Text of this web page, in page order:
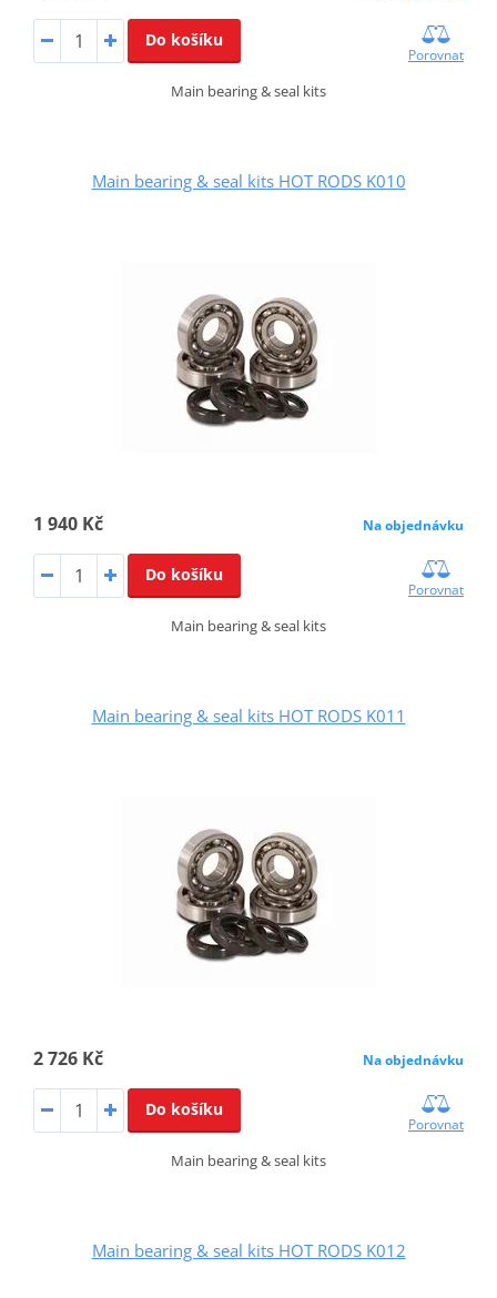
Do košíku
Porovnat
Main bearing & seal kits
Main bearing & seal kits HOT RODS K010
1 940 Kč Na objednávku
Do košíku
Porovnat
Main bearing & seal kits
Main bearing & seal kits HOT RODS K011
2 726 Kč Na objednávku
Do košíku
Porovnat
Main bearing & seal kits
Main bearing & seal kits HOT RODS K012